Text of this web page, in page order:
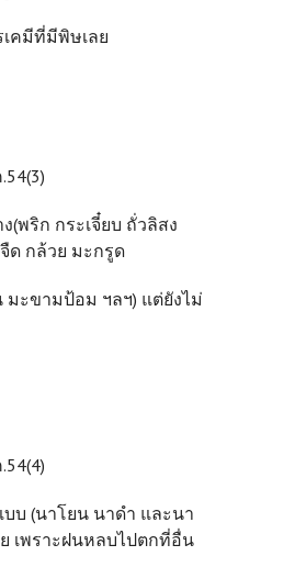
เคมีที่มีพิษเลย
(พริก กระเจี๋ยบ ถั่วลิสง
ด กล้วย มะกรูด
ะขามป้อม ฯลฯ) แต่ยังไม่
บ (นาโยน นาดำ และนา
เพราะฝนหลบไปตกที่อื่น